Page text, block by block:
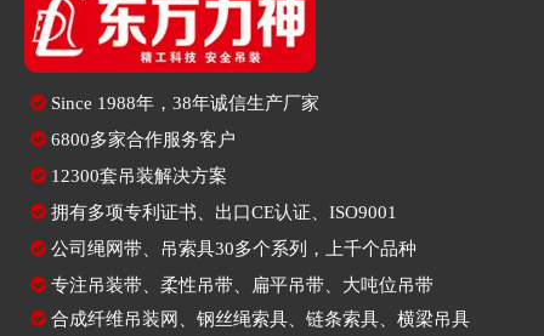
 Since 1988年，38年诚信生产厂家
 6800多家合作服务客户
 12300套吊装解决方案
 拥有多项专利证书、出口CE认证、ISO9001
 公司绳网带、吊索具30多个系列，上千个品种
 专注吊装带 柔性吊带 扁平吊带 、大吨位吊带
 合成纤维吊装网 钢丝绳索具 链条索具 横梁吊具